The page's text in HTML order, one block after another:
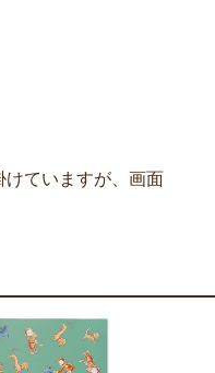
ていますが、画面